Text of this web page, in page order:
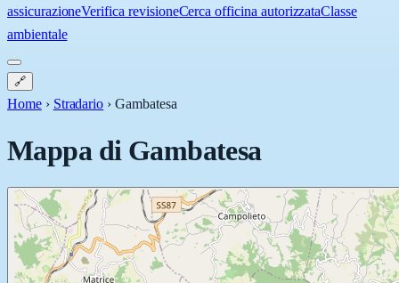
assicurazioneVerifica revisioneCerca officina autorizzataClasse
ambientale
🔗
Home › Stradario ›Gambatesa
Mappa di Gambatesa